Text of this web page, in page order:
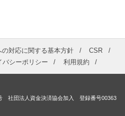
の対応に関する基本方針
CSR
バシーポリシー 利用規約
社団法人資金決済協会加入 登録番号00363